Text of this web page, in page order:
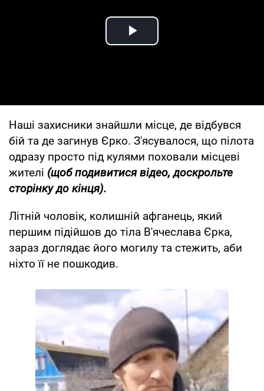
Play Video
Наші захисники знайшли місце, де відбувся
бій та де загинув Єрко. З'ясувалося, що пілота
одразу просто під кулями поховали місцеві
жителі (щоб подивитися відео, доскрольте
сторінку до кінця).
Літній чоловік, колишній афганець, який
першим підійшов до тіла В'ячеслава Єрка,
зараз доглядає його могилу та стежить, аби
ніхто її не пошкодив.